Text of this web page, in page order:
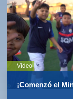
Vídeo
¡Comenzó el